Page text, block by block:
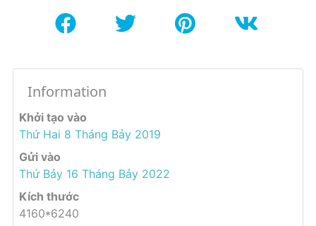
Information
Khởi tạo vào
Thứ Hai 8 Tháng Bảy 2019
Gửi vào
Thứ Bảy 16 Tháng Bảy 2022
Kích thước
4160*6240